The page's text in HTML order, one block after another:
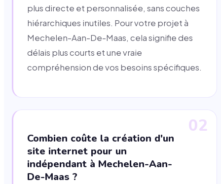
plus directe et personnalisée, sans couches
hiérarchiques inutiles. Pour votre projet à
Mechelen-Aan-De-Maas, cela signifie des
délais plus courts et une vraie
compréhension de vos besoins spécifiques.
02
Combien coûte la création d'un
site internet pour un
indépendant à Mechelen-Aan-
De-Maas ?